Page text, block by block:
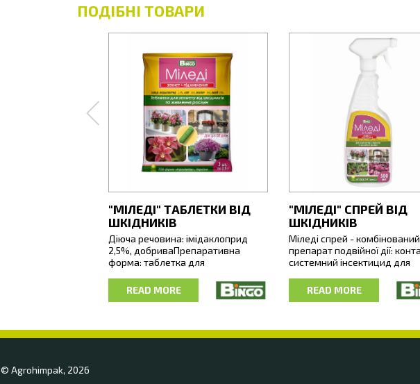
ПОДІБНІ ТОВАРИ
"МІЛЕДІ" ТАБЛЕТКИ ВІД
ШКІДНИКІВ
Діюча речовина: імідаклоприд
2,5%, добриваПрепаративна
форма: таблетка для
застосуванняКласифікація ВООЗ: III
клас (помірно небезпечні
READ MORE
"МІЛЕДІ" СПРЕЙ ВІД
ШКІДНИКІВ
Міледі спрей - комбінований
препарат подвійної дії:
системний інсектицид для
сисними шкідниками та
для підживлення
READ MORE
© Agrohimpak, 2026